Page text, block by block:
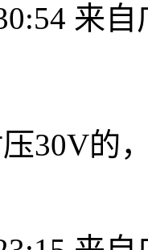
来自
30V的